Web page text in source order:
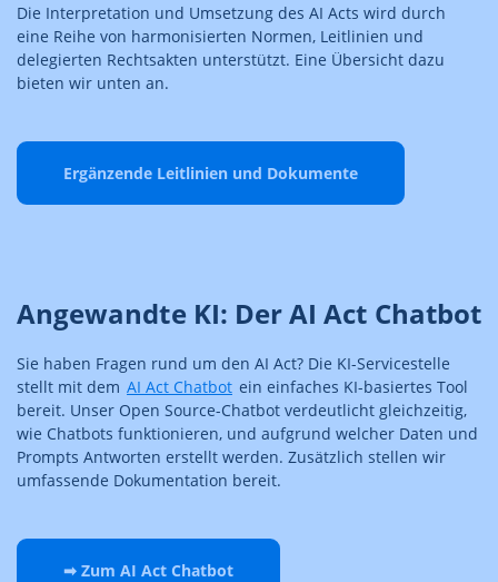
Die Interpretation und Umsetzung des AI Acts wird durch
eine Reihe von harmonisierten Normen, Leitlinien und
delegierten Rechtsakten unterstützt. Eine Übersicht dazu
bieten wir unten an.
Ergänzende Leitlinien und Dokumente
Angewandte KI: Der AI Act Chatbot
Sie haben Fragen rund um den AI Act? Die KI-Servicestelle
stellt mit dem AI Act Chatbot ein einfaches KI-basiertes Tool
bereit. Unser Open Source-Chatbot verdeutlicht gleichzeitig,
wie Chatbots funktionieren, und aufgrund welcher Daten und
Prompts Antworten erstellt werden. Zusätzlich stellen wir
umfassende Dokumentation bereit.
➡ Zum AI Act Chatbot